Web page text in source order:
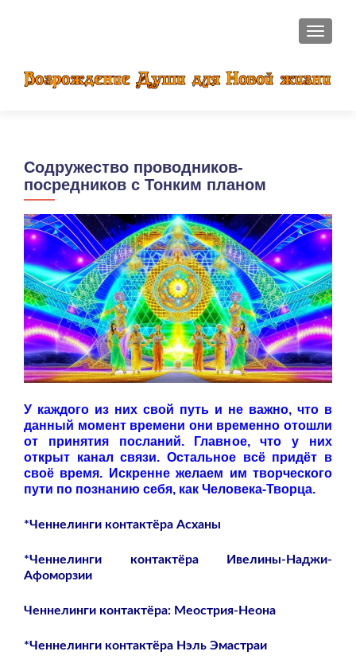
Содружество проводников-
посредников с Тонким планом
У каждого из них свой путь и не важно, что в
данный момент времени они временно отошли
от принятия посланий. Главное, что у них
открыт канал связи. Остальное всё придёт в
своё время. Искренне желаем им творческого
пути по познанию себя, как Человека-Творца.
*Ченнелинги контактёра Асханы
*Ченнелинги контактёра Ивелины-Наджи-
Афоморзии
Ченнелинги контактёра: Меострия-Неона
*Ченнелинги контактёра Нэль Эмастраи